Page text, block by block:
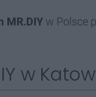
MR.DIY w Polsce
w